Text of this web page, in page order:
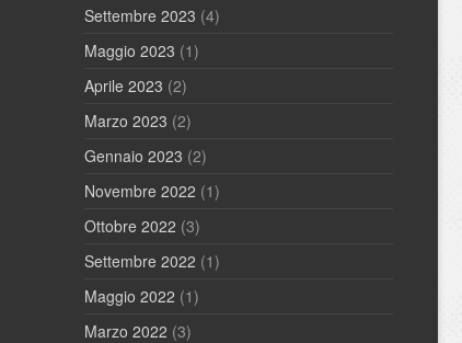
Settembre 2023 (4)
Maggio 2023 (1)
Aprile 2023 (2)
Marzo 2023 (2)
Gennaio 2023 (2)
Novembre 2022 (1)
Ottobre 2022 (3)
Settembre 2022 (1)
Maggio 2022 (1)
Marzo 2022 (3)